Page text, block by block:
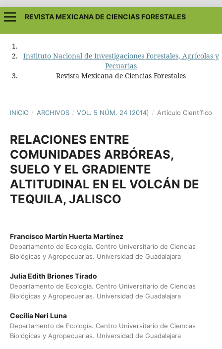
REVISTA MEXICANA DE CIENCIAS FORESTALES
Instituto Nacional de Investigaciones Forestales, Agrícolas y
Pecuarias
Revista Mexicana de Ciencias Forestales
INICIO / ARCHIVOS / VOL. 5 NÚM. 24 (2014) / Artículo Científico
RELACIONES ENTRE
COMUNIDADES ARBÓREAS,
SUELO Y EL GRADIENTE
ALTITUDINAL EN EL VOLCÁN DE
TEQUILA, JALISCO
Francisco Martín Huerta Martínez
Departamento de Ecología. Centro Universitario de Ciencias
Biológicas y Agropecuarias. Universidad de Guadalajara
Julia Edith Briones Tirado
Departamento de Ecología. Centro Universitario de Ciencias
Biológicas y Agropecuarias. Universidad de Guadalajara
Cecilia Neri Luna
Departamento de Ecología. Centro Universitario de Ciencias
Biológicas y Agropecuarias. Universidad de Guadalajara